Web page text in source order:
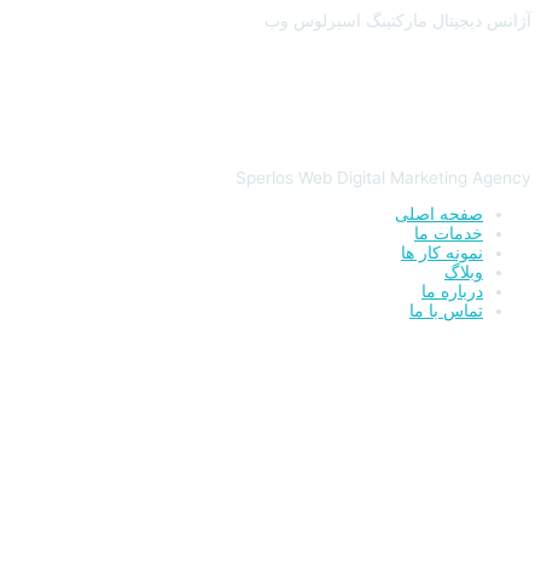
آژانس دیجیتال مارکتینگ اسپرلوس وب
Sperlos Web Digital Marketing Agency
صفحه اصلی
خدمات ما
نمونه کار ها
وبلاگ
درباره ما
تماس با ما